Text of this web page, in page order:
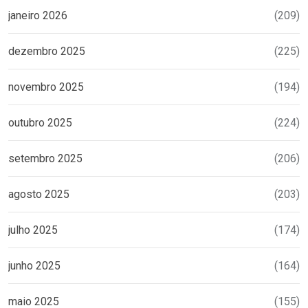
janeiro 2026 (209)
dezembro 2025 (225)
novembro 2025 (194)
outubro 2025 (224)
setembro 2025 (206)
agosto 2025 (203)
julho 2025 (174)
junho 2025 (164)
maio 2025 (155)